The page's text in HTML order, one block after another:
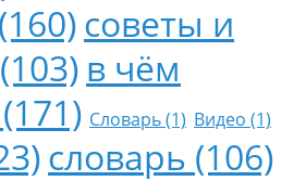
советы и
в чём
Словарь (1) Видео (1)
словарь (106)